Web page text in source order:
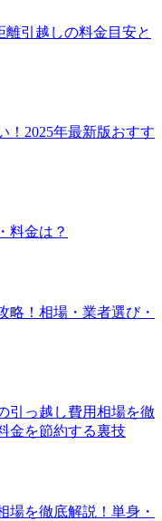
離引越しの料金目安と
！2025年最新版おすす
料金は？
略！相場・業者選び・
引っ越し費用相場を徹
金を節約する裏技
場を徹底解説！単身・